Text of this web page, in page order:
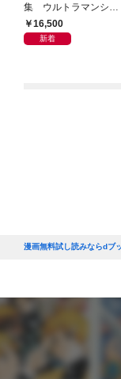
集 ウルトラマンシリ
ーズ６０周年記念 全
ウルトラマン記録大鑑
16,500
新着
漫画無料試し読みならdブ